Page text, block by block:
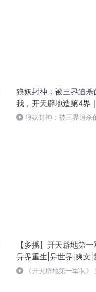
狼妖封神：被三界追杀
我，开天辟地造第4界
幻 狼妖封神：被三界追杀
【多播】开天辟地第一
异界重生|异世界|爽文|
军队|超级电脑
《开天辟地第一军队》